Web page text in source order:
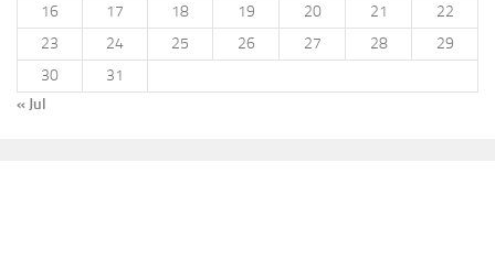
16
17 18 19 20 21
22
23
24 25 26 27 28
29
30
31
« Jul